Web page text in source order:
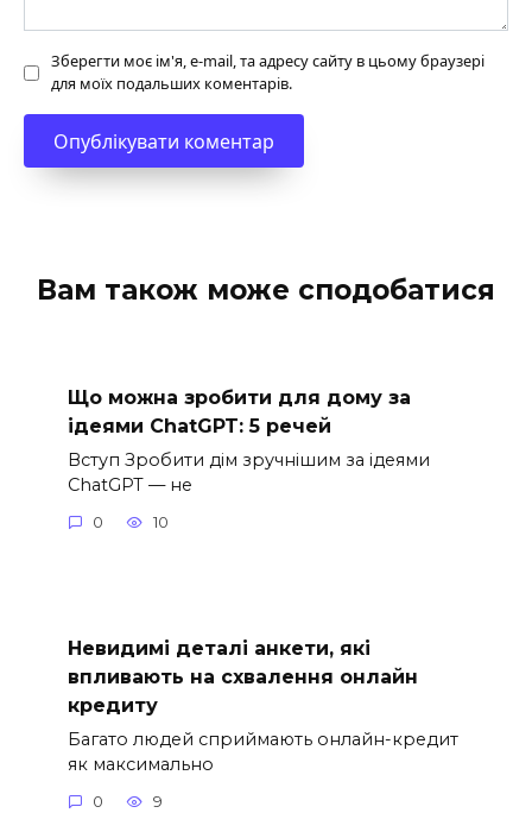
Зберегти моє ім'я, e-mail, та адресу сайту в цьому браузері
для моїх подальших коментарів.
Вам також може сподобатися
Що можна зробити для дому за
ідеями ChatGPT: 5 речей
Вступ Зробити дім зручнішим за ідеями
ChatGPT — не
0 10
Невидимі деталі анкети, які
впливають на схвалення онлайн
кредиту
Багато людей сприймають онлайн-кредит
як максимально
0 9